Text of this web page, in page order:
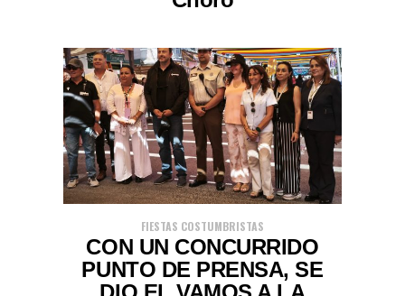
FIESTAS COSTUMBRISTAS
CON UN CONCURRIDO
PUNTO DE PRENSA, SE